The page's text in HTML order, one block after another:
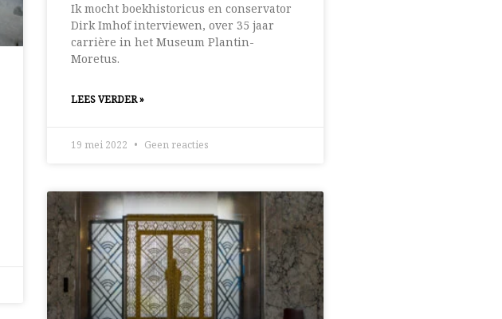
Ik mocht boekhistoricus en conservator
Dirk Imhof interviewen, over 35 jaar
carrière in het Museum Plantin-
Moretus.
LEES VERDER »
19 mei 2022 Geen reacties